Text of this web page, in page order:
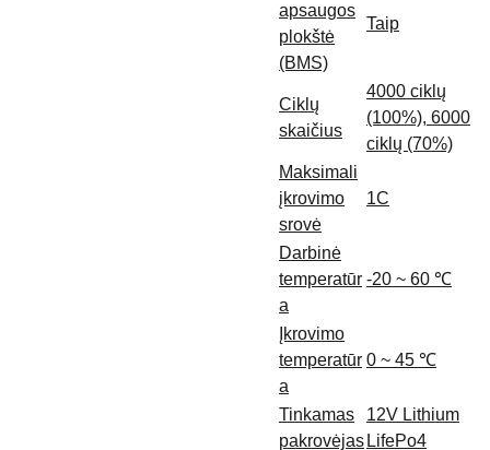
apsaugos
plokštė
(BMS)
Taip
Ciklų
skaičius
4000 ciklų
(100%), 6000
ciklų (70%)
Maksimali
įkrovimo
srovė
1C
Darbinė
temperatūr
a
-20 ~ 60 ℃
Įkrovimo
temperatūr
a
0 ~ 45 ℃
Tinkamas
pakrovėjas
12V Lithium
LifePo4